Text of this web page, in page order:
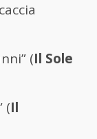
(Il Sole
(Il